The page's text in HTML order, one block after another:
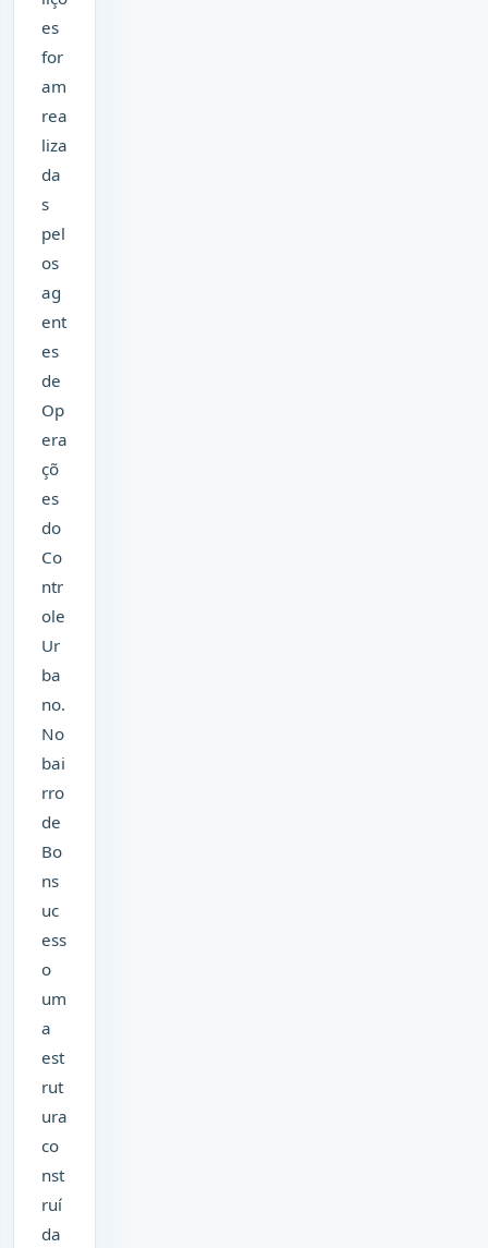
es
for
am
rea
liza
da
s
pel
os
ag
ent
es
de
Op
era
çõ
es
do
Co
ntr
ole
Ur
ba
no.
No
bai
rro
de
Bo
ns
uc
ess
o
um
a
est
rut
ura
co
nst
ruí
da